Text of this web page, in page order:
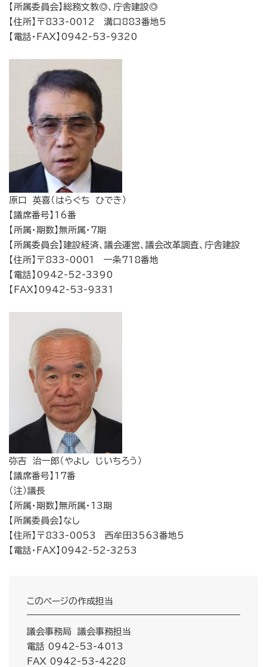
【所属委員会】総務文教◎、庁舎建設◎
【住所】〒833-0012 溝口883番地5
【電話・FAX】0942-53-9320
原口 英喜（はらぐち ひでき）
【議席番号】16番
【所属・期数】無所属・7期
【所属委員会】建設経済、議会運営、議会改革調査、庁舎建設
【住所】〒833-0001 一条718番地
【電話】0942-52-3390
【FAX】0942-53-9331
弥吉 治一郎（やよし じいちろう）
【議席番号】17番
（注）議長
【所属・期数】無所属・13期
【所属委員会】なし
【住所】〒833-0053 西牟田3563番地5
【電話・FAX】0942-52-3253
このページの作成担当
議会事務局 議会事務担当
電話 0942-53-4013
FAX 0942-53-4228